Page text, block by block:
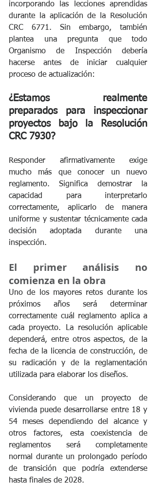
incorporando las lecciones aprendidas
durante la aplicación de la Resolución
CRC 6771. Sin embargo, también
plantea una pregunta que todo
Organismo de Inspección debería
hacerse antes de iniciar cualquier
proceso de actualización:
¿Estamos realmente
preparados para inspeccionar
proyectos bajo la Resolución
CRC 7930?
Responder afirmativamente exige
mucho más que conocer un nuevo
reglamento. Significa demostrar la
capacidad para interpretarlo
correctamente, aplicarlo de manera
uniforme y sustentar técnicamente cada
decisión adoptada durante una
inspección.
El primer análisis no
comienza en la obra
Uno de los mayores retos durante los
próximos años será determinar
correctamente cuál reglamento aplica a
cada proyecto. La resolución aplicable
dependerá, entre otros aspectos, de la
fecha de la licencia de construcción, de
su radicación y de la reglamentación
utilizada para elaborar los diseños.
Considerando que un proyecto de
vivienda puede desarrollarse entre 18 y
54 meses dependiendo del alcance y
otros factores, esta coexistencia de
reglamentos será completamente
normal durante un prolongado período
de transición que podría extenderse
hasta finales de 2028.